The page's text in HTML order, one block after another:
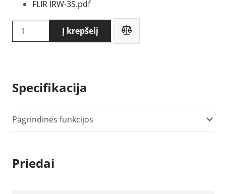
FLIR IRW-3S.pdf
produkto
kiekis:
IR
langas
Į krepšelį
Specifikacija
Pagrindinės funkcijos
Priedai